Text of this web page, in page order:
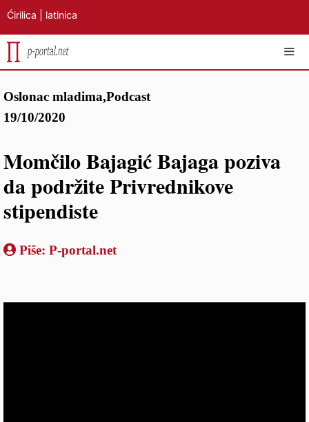
na
sadržaj
Ćirilica latinica
Oslonac mladima,Podcast
19/10/2020
Momčilo Bajagić Bajaga poziva
da podržite Privrednikove
stipendiste
Piše: P-portal.net